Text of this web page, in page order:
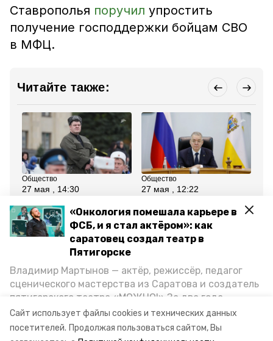
Сайт использует файлы cookies и технических данных
посетителей. Продолжая пользоваться сайтом, Вы
«Онкология помешала карьере в
ФСБ, и я стал актёром»: как
саратовец создал театр в
Пятигорске
Владимир Мартынов — актёр, режиссёр, педагог
сценического мастерства из Саратова и создатель
пятигорского театра «МОЖНО!» За два года
существования театр выпустил восемь спектаклей,
впереди — новые премьеры. О том, как стал
артистом, попал в Пятигорск и собрал труппу,
Ставрополья поручил упростить
получение господдержки бойцам СВО
в МФЦ.
Читайте также:
Общество
27 мая , 14:30
предложил привлекать
казачество к охране
правопорядка
Общество
27 мая , 12:22
подписал
постановление о
создании комиссии по
ИИ
ежегодное послание